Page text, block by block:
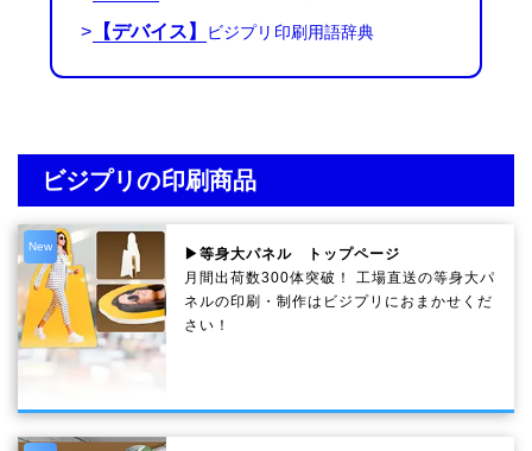
> 【デバイス】
ビジプリの印刷商品
New
▶等身大パネル トップページ
月間出荷数300体突破！ 工場直送の等身大パ
ネルの印刷・制作は ビジプリ におまかせくだ
さい！